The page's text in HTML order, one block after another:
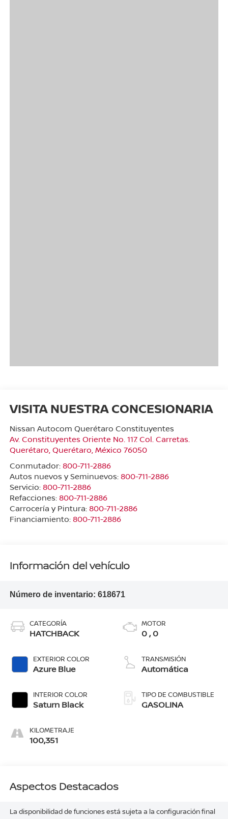
VISITA NUESTRA CONCESIONARIA
Nissan Autocom Querétaro Constituyentes
Av. Constituyentes Oriente No. 117. Col. Carretas.
Querétaro, Querétaro, México 76050
Conmutador: 800-711-2886
Autos nuevos y Seminuevos: 800-711-2886
Servicio: 800-711-2886
Refacciones: 800-711-2886
Carrocería y Pintura: 800-711-2886
Financiamiento: 800-711-2886
Información del vehículo
Número de inventario: 618671
CATEGORÍA
HATCHBACK
EXTERIOR COLOR
Azure Blue
INTERIOR COLOR
Saturn Black
KILOMETRAJE
100,351
MOTOR
0 , 0
TRANSMISIÓN
Automática
TIPO DE COMBUSTIBLE
GASOLINA
Aspectos Destacados
La disponibilidad de funciones está sujeta a la configuración final